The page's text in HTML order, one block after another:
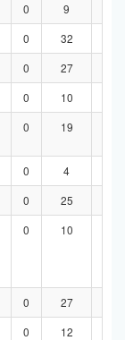
0 9
0 32
0 27
0 10
0 19
0 4
0 25
0 10
0 27
0 12